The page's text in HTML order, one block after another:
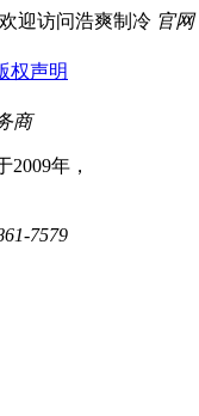
欢迎访问浩爽制冷 官网
权声明
商
2009年，
7579